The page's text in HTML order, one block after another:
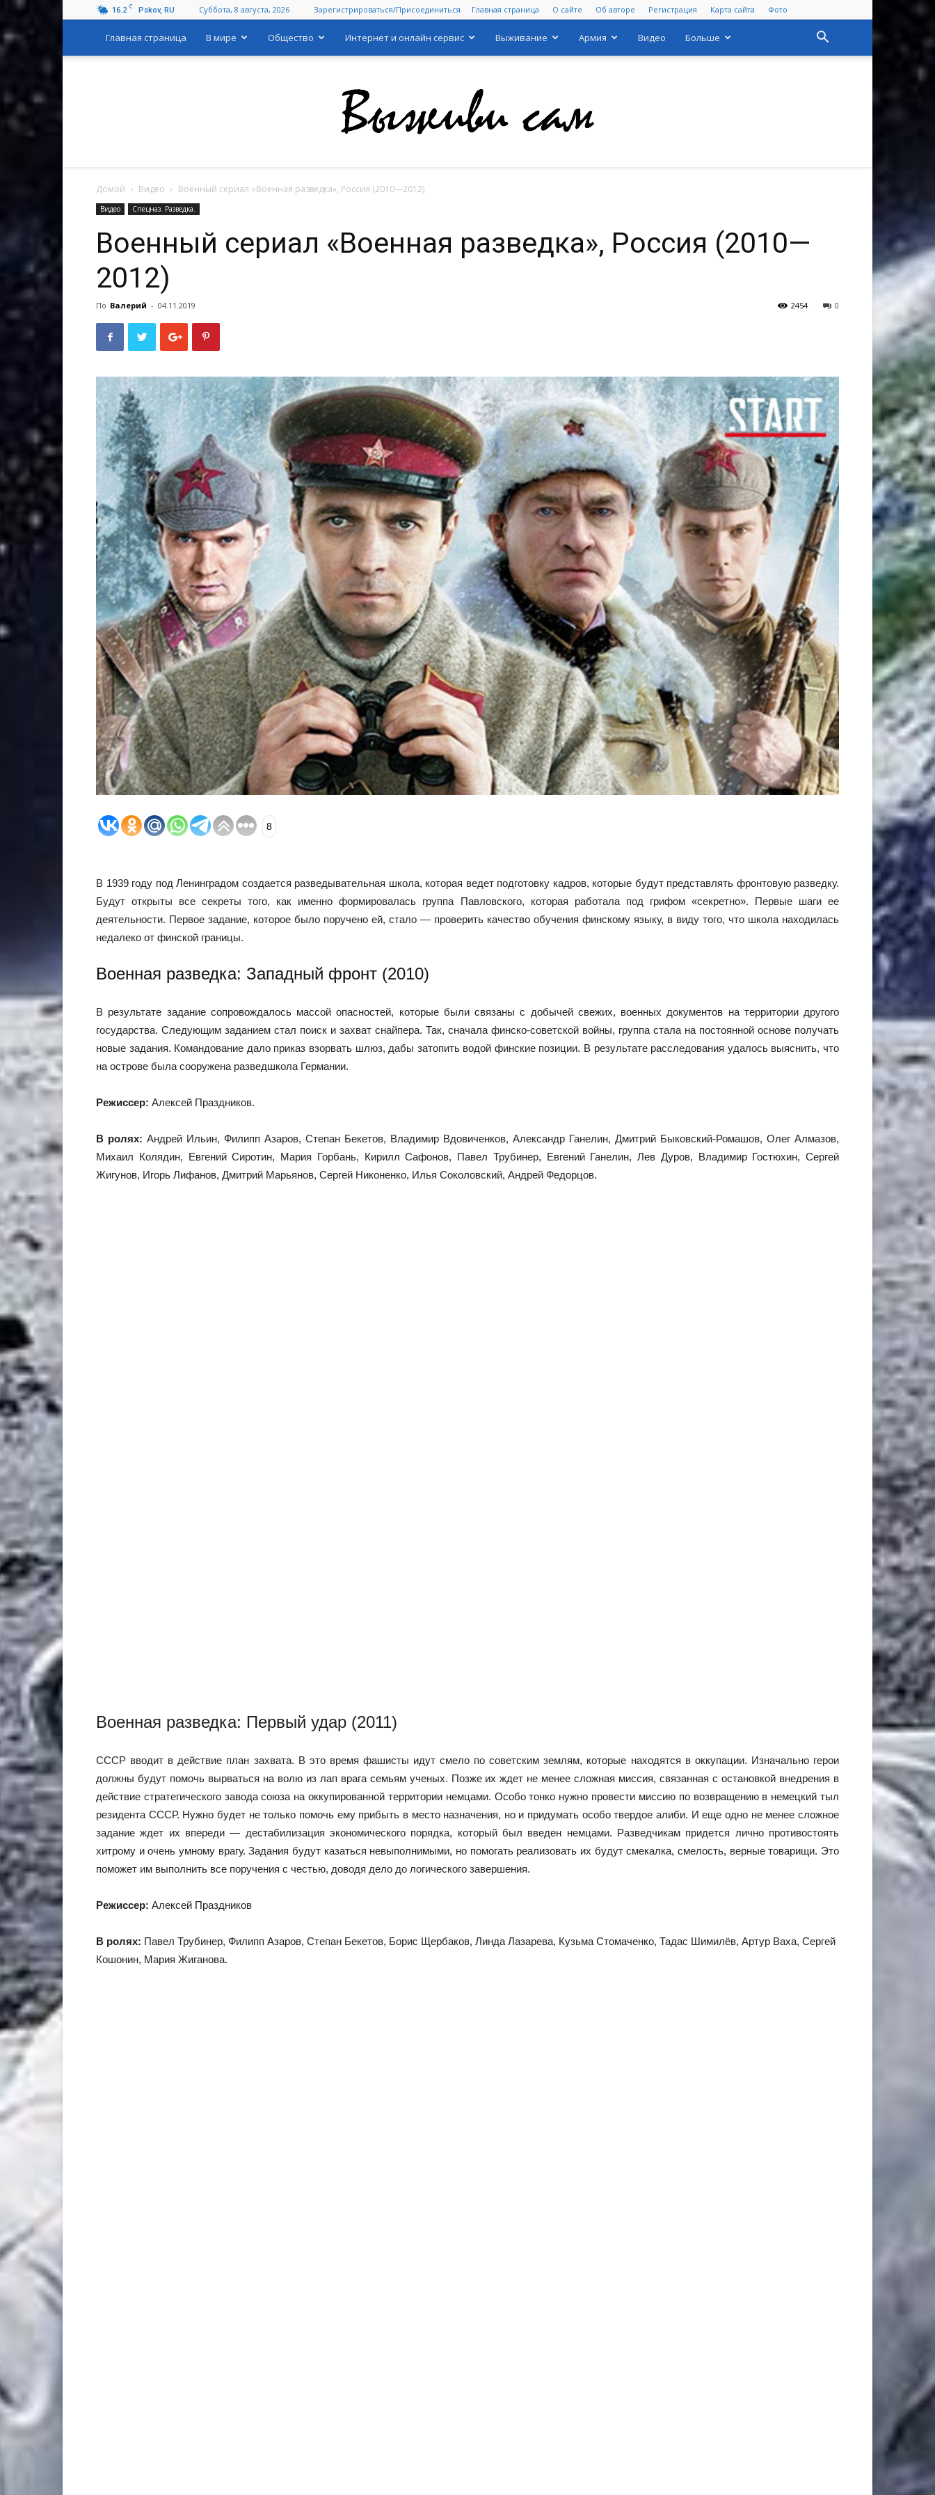
16.2 C Pskov, RU Суббота, 8 августа, 2026 Зарегистрироваться/Присоединиться Главная страница О сайте Об авторе Регистрация Карта сайта Фото
Главная страница В мире Общество Интернет и онлайн сервис Выживание Армия Видео Больше
Домой Видео Военный сериал «Военная разведка», Россия (2010—2012)
Видео Спецназ. Разведка.
Военный сериал «Военная разведка», Россия (2010—
2012)
По Валерий - 04.11.2019 0
2454
8
В 1939 году под Ленинградом создается разведывательная школа, которая ведет подготовку кадров, которые будут представлять фронтовую разведку.
Будут открыты все секреты того, как именно формировалась группа Павловского, которая работала под грифом «секретно». Первые шаги ее
деятельности. Первое задание, которое было поручено ей, стало — проверить качество обучения финскому языку, в виду того, что школа находилась
недалеко от финской границы.
Военная разведка: Западный фронт (2010)
В результате задание сопровождалось массой опасностей, которые были связаны с добычей свежих, военных документов на территории другого
государства. Следующим заданием стал поиск и захват снайпера. Так, сначала финско-советской войны, группа стала на постоянной основе получать
новые задания. Командование дало приказ взорвать шлюз, дабы затопить водой финские позиции. В результате расследования удалось выяснить, что
на острове была сооружена разведшкола Германии.
Режиссер: Алексей Праздников.
В ролях: Андрей Ильин, Филипп Азаров, Степан Бекетов, Владимир Вдовиченков, Александр Ганелин, Дмитрий Быковский-Ромашов, Олег Алмазов,
Михаил Колядин, Евгений Сиротин, Мария Горбань, Кирилл Сафонов, Павел Трубинер, Евгений Ганелин, Лев Дуров, Владимир Гостюхин, Сергей
Жигунов, Игорь Лифанов, Дмитрий Марьянов, Сергей Никоненко, Илья Соколовский, Андрей Федорцов.
Военная разведка: Первый удар (2011)
СССР вводит в действие план захвата. В это время фашисты идут смело по советским землям, которые находятся в оккупации. Изначально герои
должны будут помочь вырваться на волю из лап врага семьям ученых. Позже их ждет не менее сложная миссия, связанная с остановкой внедрения в
действие стратегического завода союза на оккупированной территории немцами. Особо тонко нужно провести миссию по возвращению в немецкий тыл
резидента СССР. Нужно будет не только помочь ему прибыть в место назначения, но и придумать особо твердое алиби. И еще одно не менее сложное
задание ждет их впереди — дестабилизация экономического порядка, который был введен немцами. Разведчикам придется лично противостоять
хитрому и очень умному врагу. Задания будут казаться невыполнимыми, но помогать реализовать их будут смекалка, смелость, верные товарищи. Это
поможет им выполнить все поручения с честью, доводя дело до логического завершения.
Режиссер: Алексей Праздников
В ролях: Павел Трубинер, Филипп Азаров, Степан Бекетов, Борис Щербаков, Линда Лазарева, Кузьма Стомаченко, Тадас Шимилёв, Артур Ваха, Сергей
Кошонин, Мария Жиганова.